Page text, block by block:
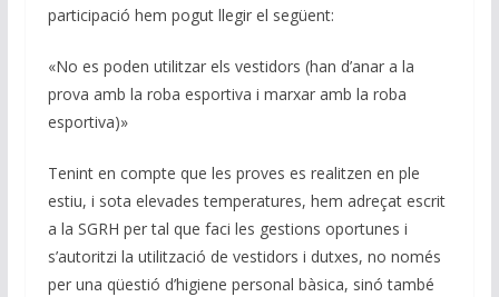
participació hem pogut llegir el següent:
«No es poden utilitzar els vestidors (han d’anar a la
prova amb la roba esportiva i marxar amb la roba
esportiva)»
Tenint en compte que les proves es realitzen en ple
estiu, i sota elevades temperatures, hem adreçat escrit
a la SGRH per tal que faci les gestions oportunes i
s’autoritzi la utilització de vestidors i dutxes, no només
per una qüestió d’higiene personal bàsica, sinó també